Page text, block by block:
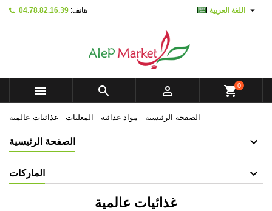
هاتف: 04.78.82.16.39 اللغة العربية 
   shopping_cart0
الصفحة الرئيسية مواد غذائية المعلبات غذائيات عالمية
الصفحة الرئيسية
الماركات
غذائيات عالمية
Mes listes d'envies ×
Créer une nouvelle liste
((modalTitle)) ×
((confirmMessage))
((cancelText)) ((modalDeleteText))
Create wishlist ×
إلغاء Create wishlist
تسجيل الدخول ×
You need to be logged in to save products in your
إلغاء تسجيل الدخول